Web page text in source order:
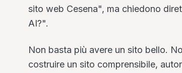
sito web Cesena", ma chiedono
AI?".
Non basta più avere un sito bello.
costruire un sito comprensibile,